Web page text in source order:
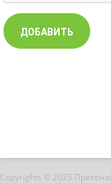
Copyrights © 2023